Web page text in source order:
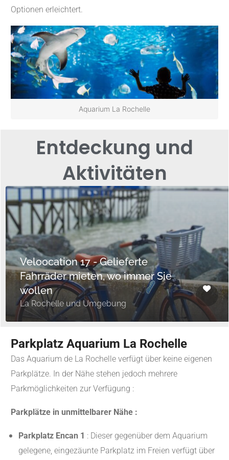
Optionen erleichtert.
Aquarium La Rochelle
Entdeckung und
Aktivitäten
Veloocation 17 - Gelieferte
Fahrräder mieten, wo immer Sie
wollen
La Rochelle und Umgebung
Parkplatz Aquarium La Rochelle
Das Aquarium de La Rochelle verfügt über keine eigenen
Parkplätze. In der Nähe stehen jedoch mehrere
Parkmöglichkeiten zur Verfügung :
Parkplätze in unmittelbarer Nähe :
Parkplatz Encan 1 : Dieser gegenüber dem Aquarium
gelegene, eingezäunte Parkplatz im Freien verfügt über